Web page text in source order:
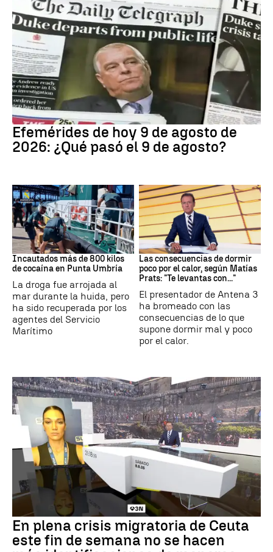
Efemérides
Efemérides de hoy 9 de agosto de
2026: ¿Qué pasó el 9 de agosto?
Tráfico de drogas
Incautados más de 800 kilos
de cocaína en Punta Umbría
La droga fue arrojada al
mar durante la huida, pero
ha sido recuperada por los
agentes del Servicio
Marítimo
Las consecuencias de dormir
poco por el calor, según Matías
Prats: "Te levantas con..."
El presentador de Antena 3
ha bromeado con las
consecuencias de lo que
supone dormir mal y poco
por el calor.
En plena crisis migratoria de Ceuta
este fin de semana no se hacen